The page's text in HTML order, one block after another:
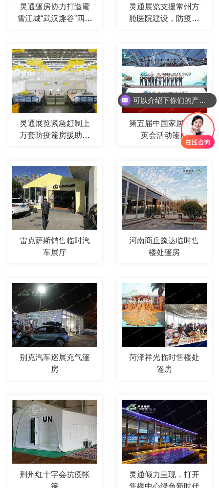
灵通篷房协力打造蜜
雪江城“武汉趣谷”四季
灵通展览支援常州方
舱医院建设，防疫篷
灵通展览紧急赶制上
万套防疫篷房援助上
第五届中国家居人群
英会活动篷房
雷克萨斯销售临时汽
车展厅
河南商丘豫达临时售
楼处篷房
别克汽车巡展充气篷
房
菏泽祥光临时售楼处
篷房
荆州红十字会抗疫帐
篷
灵通倾力呈现，打开
售楼中心绿色新时代
可以介绍下你们的产品么